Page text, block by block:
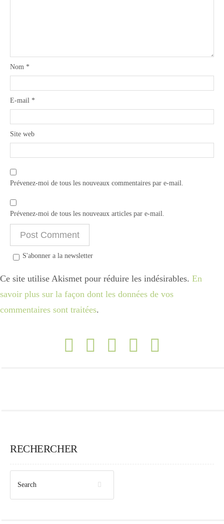
Nom *
E-mail *
Site web
Prévenez-moi de tous les nouveaux commentaires par e-mail.
Prévenez-moi de tous les nouveaux articles par e-mail.
S'abonner a la newsletter
Ce site utilise Akismet pour réduire les indésirables. En
savoir plus sur la façon dont les données de vos
commentaires sont traitées.
RECHERCHER